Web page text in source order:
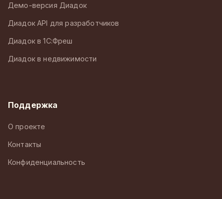
Демо-версия Диадок
Диадок API для разработчиков
Диадок в 1С:Фреш
Диадок в недвижимости
Поддержка
О проекте
Контакты
Конфиденциальность